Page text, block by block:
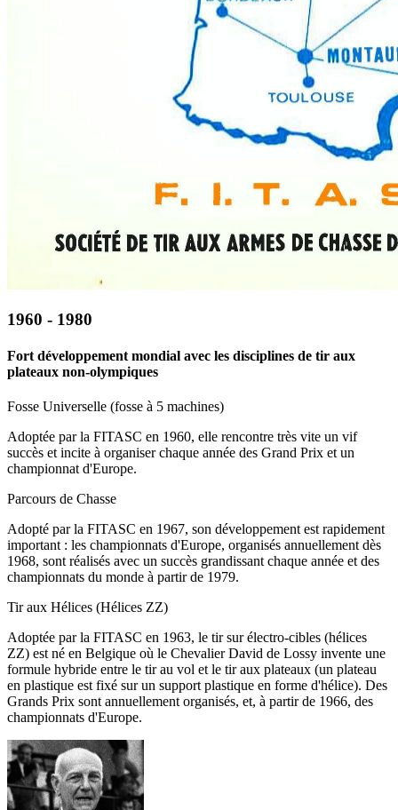
1960 - 1980
Fort développement mondial avec les disciplines de tir aux
plateaux non-olympiques
Fosse Universelle (fosse à 5 machines)
Adoptée par la FITASC en 1960, elle rencontre très vite un vif
succès et incite à organiser chaque année des Grand Prix et un
championnat d'Europe.
Parcours de Chasse
Adopté par la FITASC en 1967, son développement est rapidement
important : les championnats d'Europe, organisés annuellement dès
1968, sont réalisés avec un succès grandissant chaque année et des
championnats du monde à partir de 1979.
Tir aux Hélices (Hélices ZZ)
Adoptée par la FITASC en 1963, le tir sur électro-cibles (hélices
ZZ) est né en Belgique où le Chevalier David de Lossy invente une
formule hybride entre le tir au vol et le tir aux plateaux (un plateau
en plastique est fixé sur un support plastique en forme d'hélice). Des
Grands Prix sont annuellement organisés, et, à partir de 1966, des
championnats d'Europe.